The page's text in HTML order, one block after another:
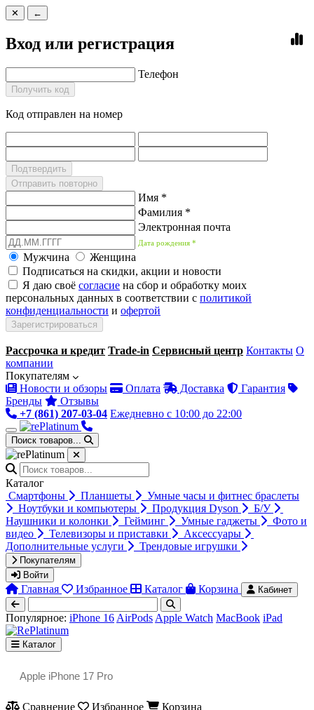
✕ ←
Вход или регистрация
Телефон
Получить код
Код отправлен на номер
Подтвердить
Отправить повторно
Имя *
Фамилия *
Электронная почта
Дата рождения *
Мужчина
Женщина
Подписаться на скидки, акции и новости
Я даю своё согласие на сбор и обработку моих
персональных данных в соответствии с политикой
конфиденциальности и офертой
Зарегистрироваться
Рассрочка и кредит Trade-in Сервисный центр Контакты О
компании
Покупателям
Новости и обзоры
Оплата Доставка
Гарантия
Бренды
Отзывы
+7 (861) 207-03-04 Ежедневно с 10:00 до 22:00
Поиск товаров...
Каталог
Смартфоны
Планшеты
Умные часы и фитнес браслеты
Ноутбуки и компьютеры
Продукция Dyson
Б/У
Наушники и колонки
Гейминг Умные гаджеты
Фото и
видео
Телевизоры и приставки
Аксессуары
Дополнительные услуги
Трендовые игрушки
Покупателям
Войти
Главная Избранное Каталог Корзина Кабинет
Популярное: iPhone 16 AirPods Apple Watch MacBook iPad
Каталог
Сравнение Избранное
Корзина